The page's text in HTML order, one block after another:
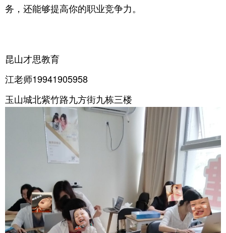
务，还能够提高你的职业竞争力。
昆山才思教育
江老师19941905958
玉山城北紫竹路九方街九栋三楼